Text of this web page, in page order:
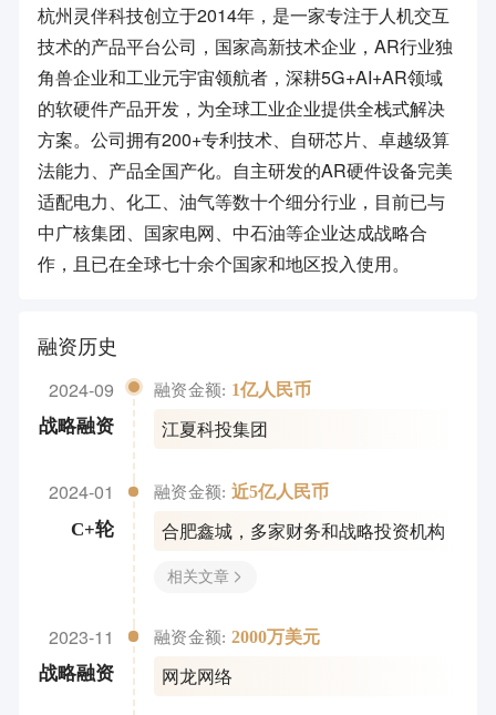
杭州灵伴科技创立于2014年，是一家专注于人机交互
技术的产品平台公司，国家高新技术企业，AR行业独
角兽企业和工业元宇宙领航者，深耕5G+AI+AR领域
的软硬件产品开发，为全球工业企业提供全栈式解决
方案。公司拥有200+专利技术、自研芯片、卓越级算
法能力、产品全国产化。自主研发的AR硬件设备完美
适配电力、化工、油气等数十个细分行业，目前已与
中广核集团、国家电网、中石油等企业达成战略合
作，且已在全球七十余个国家和地区投入使用。
融资历史
2024-09
战略融资
融资金额: 1亿人民币
江夏科投集团
2024-01
C+轮
融资金额: 近5亿人民币
合肥鑫城 ， 多家财务和战略投资机构
相关文章
2023-11
战略融资
融资金额: 2000万美元
网龙网络